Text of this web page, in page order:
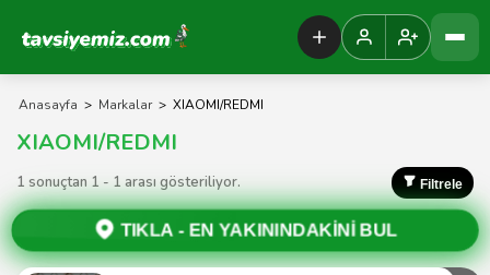
Tavsiyemiz Anasayfa
Anasayfa > Markalar > XIAOMI/REDMI
XIAOMI/REDMI
1 sonuçtan 1 - 1 arası gösteriliyor. Filtrele
TIKLA - EN YAKININDAKİNİ BUL